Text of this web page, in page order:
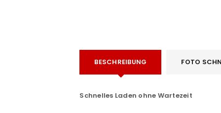
BESCHREIBUNG FOTO
Schnelles Laden ohne Wartezeit